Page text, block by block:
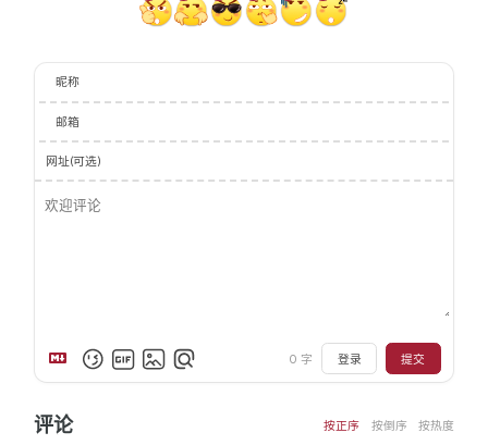
昵称
邮箱
网址(可选)
0 字 登录 提交
评论 按正序 按倒序 按热度